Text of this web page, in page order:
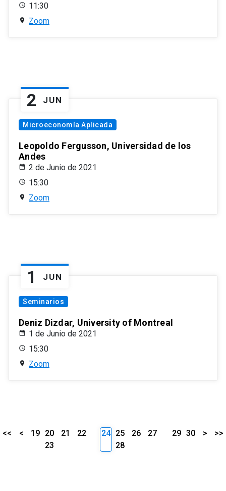
11:30
Zoom
2 JUN
Microeconomía Aplicada
Leopoldo Fergusson, Universidad de los
Andes
2 de Junio de 2021
15:30
Zoom
1 JUN
Seminarios
Deniz Dizdar, University of Montreal
1 de Junio de 2021
15:30
Zoom
<< < 19 20 21
22
23
24 25 26
27
28
29 30 > >>